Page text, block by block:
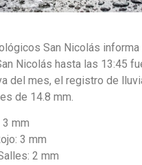
San Nicolás informa
Nicolás hasta las 13:45
del mes, el registro de
de 14.8 mm.
3 mm
3 mm
2 mm